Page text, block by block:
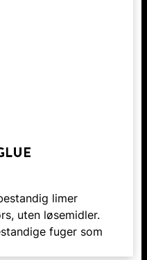
limer
uten løsemidler.
fuger som